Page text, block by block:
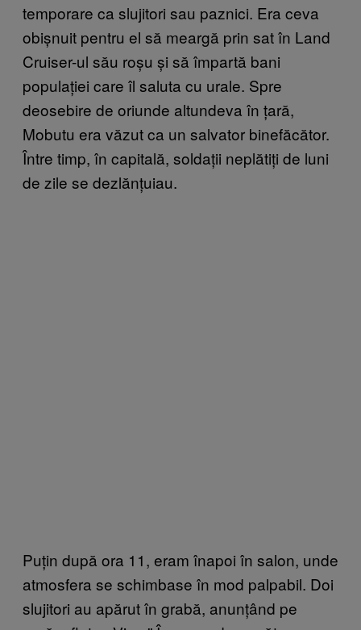
temporare ca slujitori sau paznici. Era ceva
obișnuit pentru el să meargă prin sat în Land
Cruiser-ul său roșu și să împartă bani
populației care îl saluta cu urale. Spre
deosebire de oriunde altundeva în țară,
Mobutu era văzut ca un salvator binefăcător.
Între timp, în capitală, soldații neplătiți de luni
de zile se dezlănțuiau.
Puțin după ora 11, eram înapoi în salon, unde
atmosfera se schimbase în mod palpabil. Doi
slujitori au apărut în grabă, anunțând pe